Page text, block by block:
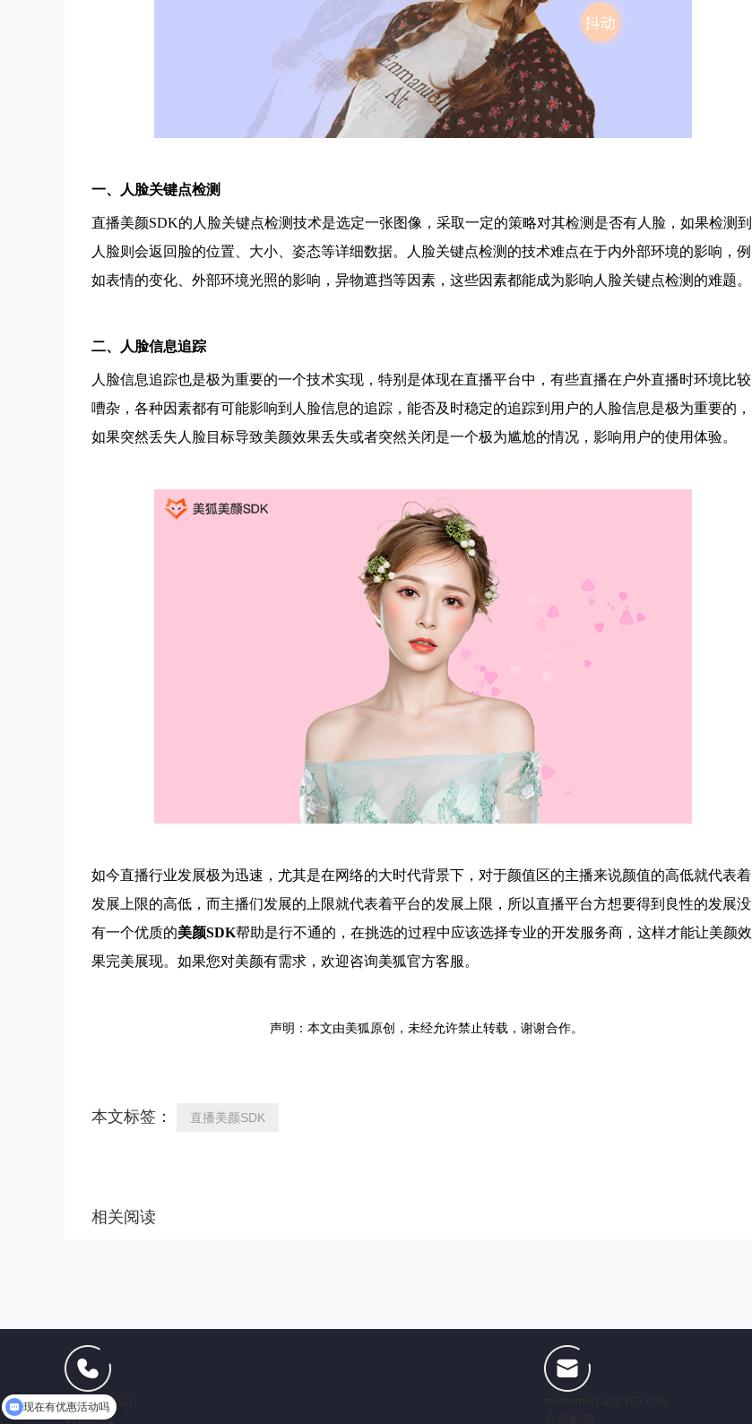
一、人脸关键点检测
直播美颜SDK的人脸关键点检测技术是选定一张图像，采取一定的策略对其检测是否有人脸，如果检测到
人脸则会返回脸的位置、大小、姿态等详细数据。人脸关键点检测的技术难点在于内外部环境的影响，例
如表情的变化、外部环境光照的影响，异物遮挡等因素，这些因素都能成为影响人脸关键点检测的难题。
二、人脸信息追踪
人脸信息追踪也是极为重要的一个技术实现，特别是体现在直播平台中，有些直播在户外直播时环境比较
嘈杂，各种因素都有可能影响到人脸信息的追踪，能否及时稳定的追踪到用户的人脸信息是极为重要的，
如果突然丢失人脸目标导致美颜效果丢失或者突然关闭是一个极为尴尬的情况，影响用户的使用体验。
如今直播行业发展极为迅速，尤其是在网络的大时代背景下，对于颜值区的主播来说颜值的高低就代表着
发展上限的高低，而主播们发展的上限就代表着平台的发展上限，所以直播平台方想要得到良性的发展没
有一个优质的美颜SDK帮助是行不通的，在挑选的过程中应该选择专业的开发服务商，这样才能让美颜效
果完美展现。如果您对美颜有需求，欢迎咨询美狐官方客服。
声明：本文由美狐原创，未经允许禁止转载，谢谢合作。
本文标签： 直播美颜SDK
相关阅读
13165102621
咨询热线
可以介绍下你们的产品么
现在有优惠活动吗